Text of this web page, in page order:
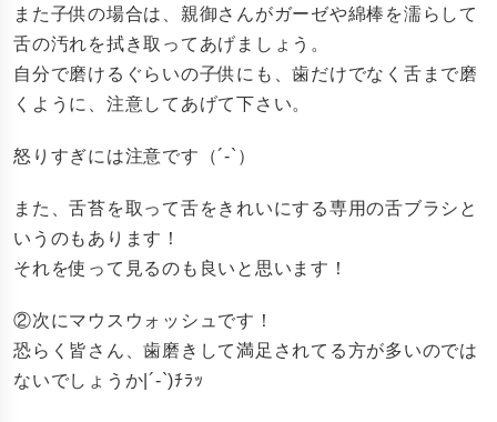
また子供の場合は、親御さんがガーゼや綿棒を濡らして
舌の汚れを拭き取ってあげましょう。
自分で磨けるぐらいの子供にも、歯だけでなく舌まで磨
くように、注意してあげて下さい。
怒りすぎには注意です（´-`）
また、舌苔を取って舌をきれいにする専用の舌ブラシと
いうのもあります！
それを使って見るのも良いと思います！
②次にマウスウォッシュです！
恐らく皆さん、歯磨きして満足されてる方が多いのでは
ないでしょうか|´-`)ﾁﾗｯ